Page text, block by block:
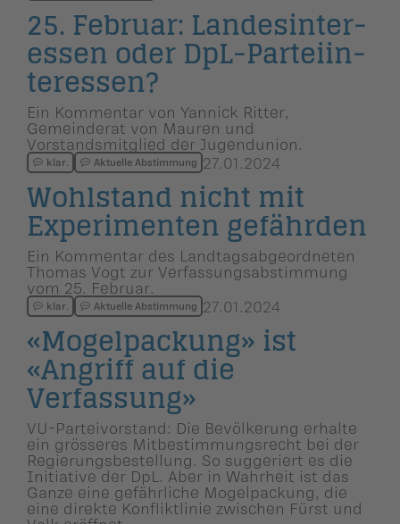
25. Februar: Landesin­ter­
essen oder DpL-Parteiin­
ter­essen?
Ein Kommentar von Yannick Ritter,
Gemeinderat von Mauren und
Vorstandsmitglied der Jugendunion.
klar. Aktuelle Abstimmung 27.01.2024
Wohlstand nicht mit
Experimenten gefährden
Ein Kommentar des Landtagsabgeordneten
Thomas Vogt zur Verfassungsabstimmung
vom 25. Februar.
klar. Aktuelle Abstimmung 27.01.2024
«Mogelpackung» ist
«Angriff auf die
Verfassung»
VU-Parteivorstand: Die Bevölkerung erhalte
ein grösseres Mitbestimmungsrecht bei der
Regierungsbestellung. So suggeriert es die
Initiative der DpL. Aber in Wahrheit ist das
Ganze eine gefährliche Mogelpackung, die
eine direkte Konfliktlinie zwischen Fürst und